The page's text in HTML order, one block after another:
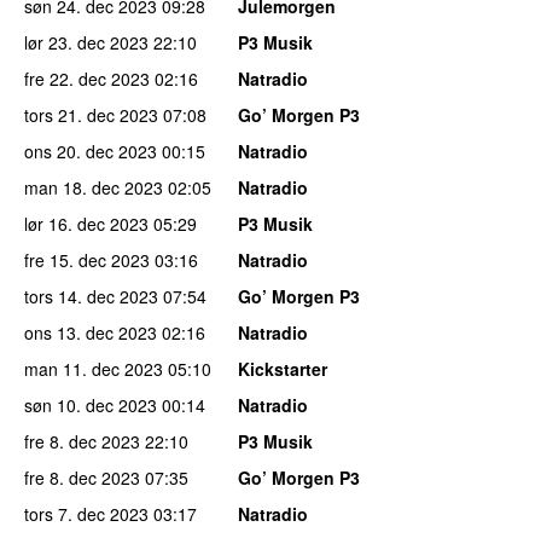
søn 24. dec 2023 09:28
Julemorgen
lør 23. dec 2023 22:10
P3 Musik
fre 22. dec 2023 02:16
Natradio
tors 21. dec 2023 07:08
Go’ Morgen P3
ons 20. dec 2023 00:15
Natradio
man 18. dec 2023 02:05
Natradio
lør 16. dec 2023 05:29
P3 Musik
fre 15. dec 2023 03:16
Natradio
tors 14. dec 2023 07:54
Go’ Morgen P3
ons 13. dec 2023 02:16
Natradio
man 11. dec 2023 05:10
Kickstarter
søn 10. dec 2023 00:14
Natradio
fre 8. dec 2023 22:10
P3 Musik
fre 8. dec 2023 07:35
Go’ Morgen P3
tors 7. dec 2023 03:17
Natradio